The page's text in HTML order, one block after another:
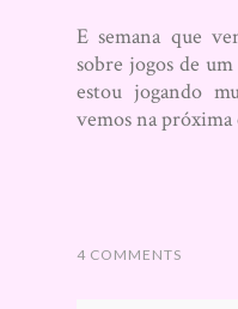
E semana que
sobre jogos de
estou jogando
vemos na próxima
4 COMMENTS